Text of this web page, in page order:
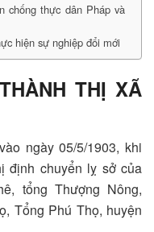
chống thực dân Pháp và
hiện sự nghiệp đổi mới
THỊ XÃ
ngày 05/5/1903, khi
định chuyển lỵ sở của
tổng Thượng Nông,
Tổng Phú Thọ, huyện